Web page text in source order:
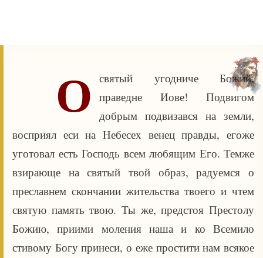
О святый угодниче Божий,
праведне Иове! Подвигом
добрым подвизався на земли,
восприял еси на Небесех венец правды, егоже
уготовал есть Господь всем любящим Его. Темже
взирающе на святый твой образ, радуемся о
преславнем скончании жительства твоего и чтем
святую память твою. Ты же, предстоя Престолу
Божию, приими моления наша и ко Всемило
стивому Богу принеси, о еже простити нам всякое